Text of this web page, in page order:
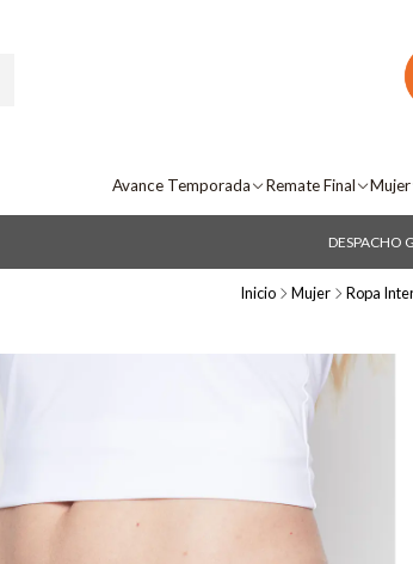
Avance Temporada Remate Final Mujer
DESPACHO
Inicio Mujer Ropa